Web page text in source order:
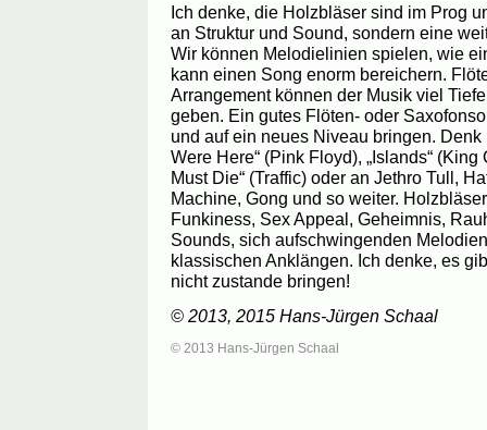
Ich denke, die Holzbläser sind im Prog
an Struktur und Sound, sondern eine
Wir können Melodielinien spielen, wie
kann einen Song enorm bereichern.
Arrangement können der Musik viel
geben. Ein gutes Flöten- oder
und auf ein neues Niveau bringen. Denk
Were Here“ (Pink Floyd), „Islands“
Must Die“ (Traffic) oder an Jethro Tull,
Machine, Gong und so weiter.
Funkiness, Sex Appeal, Geheimnis,
Sounds, sich aufschwingenden
klassischen Anklängen. Ich denke, es
nicht zustande bringen!
© 2013, 2015 Hans-Jürgen Schaal
© 2013 Hans-Jürgen Schaal